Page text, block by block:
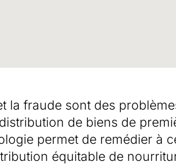
la fraude sont des
de biens de
permet de remédier à
équitable de